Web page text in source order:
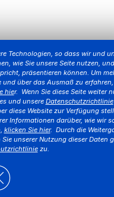
Technologien, so dass wir und
wie Sie unsere Seite nutzen,
präsentieren können. Um
über das Ausmaß zu
hier. Wenn Sie diese Seite weiter
und unsere Datenschutzrichtlinie
diese Website zur Verfügung
Informationen darüber, wie wir
klicken Sie hier. Durch die
unserer Nutzung dieser Daten
zu.